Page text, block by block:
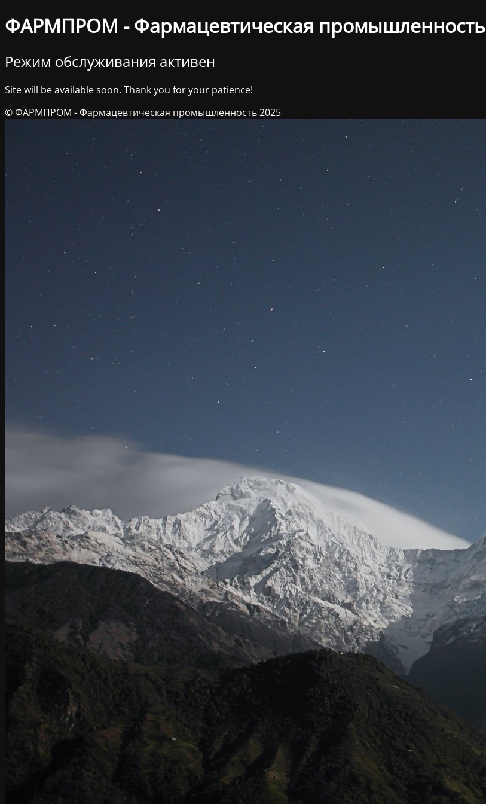
ФАРМПРОМ - Фармацевтическая промышленность
Режим обслуживания активен
Site will be available soon. Thank you for your patience!
© ФАРМПРОМ - Фармацевтическая промышленность 2025